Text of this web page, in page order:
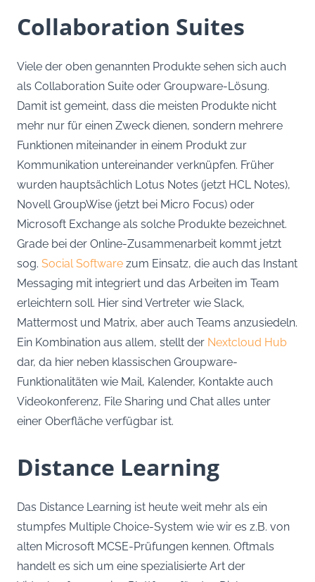
Collaboration Suites
Viele der oben genannten Produkte sehen sich auch
als Collaboration Suite oder Groupware-Lösung.
Damit ist gemeint, dass die meisten Produkte nicht
mehr nur für einen Zweck dienen, sondern mehrere
Funktionen miteinander in einem Produkt zur
Kommunikation untereinander verknüpfen. Früher
wurden hauptsächlich Lotus Notes (jetzt HCL Notes),
Novell GroupWise (jetzt bei Micro Focus) oder
Microsoft Exchange als solche Produkte bezeichnet.
Grade bei der Online-Zusammenarbeit kommt jetzt
sog. Social Software zum Einsatz, die auch das Instant
Messaging mit integriert und das Arbeiten im Team
erleichtern soll. Hier sind Vertreter wie Slack,
Mattermost und Matrix, aber auch Teams anzusiedeln.
Ein Kombination aus allem, stellt der Nextcloud Hub
dar, da hier neben klassischen Groupware-
Funktionalitäten wie Mail, Kalender, Kontakte auch
Videokonferenz, File Sharing und Chat alles unter
einer Oberfläche verfügbar ist.
Distance Learning
Das Distance Learning ist heute weit mehr als ein
stumpfes Multiple Choice-System wie wir es z.B. von
alten Microsoft MCSE-Prüfungen kennen. Oftmals
handelt es sich um eine spezialisierte Art der